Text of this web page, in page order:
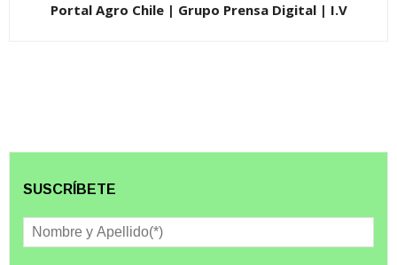
Portal Agro Chile | Grupo Prensa Digital | I.V
SUSCRÍBETE